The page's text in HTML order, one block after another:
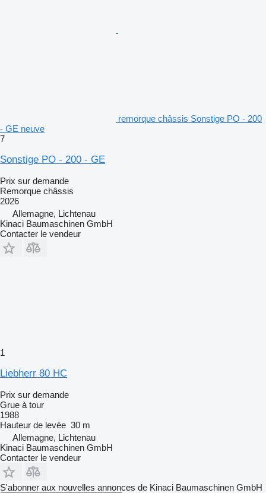
remorque châssis Sonstige PO - 200
- GE neuve
7
Sonstige PO - 200 - GE
Prix sur demande
Remorque châssis
2026
Allemagne, Lichtenau
Kinaci Baumaschinen GmbH
Contacter le vendeur
1
Liebherr 80 HC
Prix sur demande
Grue à tour
1988
Hauteur de levée 30 m
Allemagne, Lichtenau
Kinaci Baumaschinen GmbH
Contacter le vendeur
S'abonner aux nouvelles annonces de Kinaci Baumaschinen GmbH